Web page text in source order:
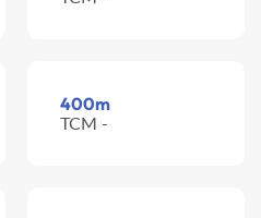
400m
TCM -